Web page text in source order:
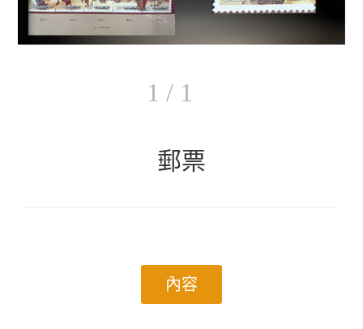
1 / 1
郵票
內容